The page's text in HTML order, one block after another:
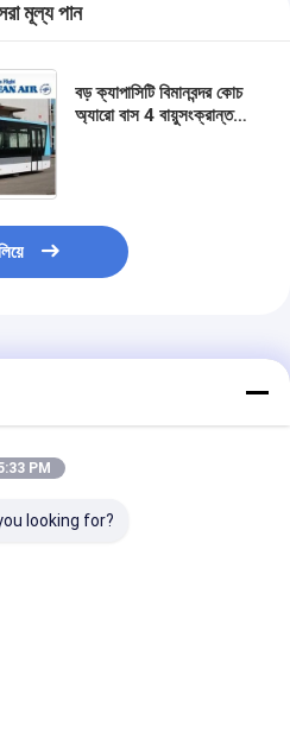
মূল্য পান
বড় ক্যাপাসিটি বিমানবন্দর কোচ
অ্যারো বাস 4 বায়ুসংক্রান্ত
PM
looking for?